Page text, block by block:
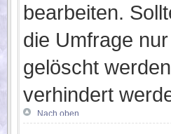
bearbeiten.
die Umfrage
gelöscht
verhindert
Nach oben